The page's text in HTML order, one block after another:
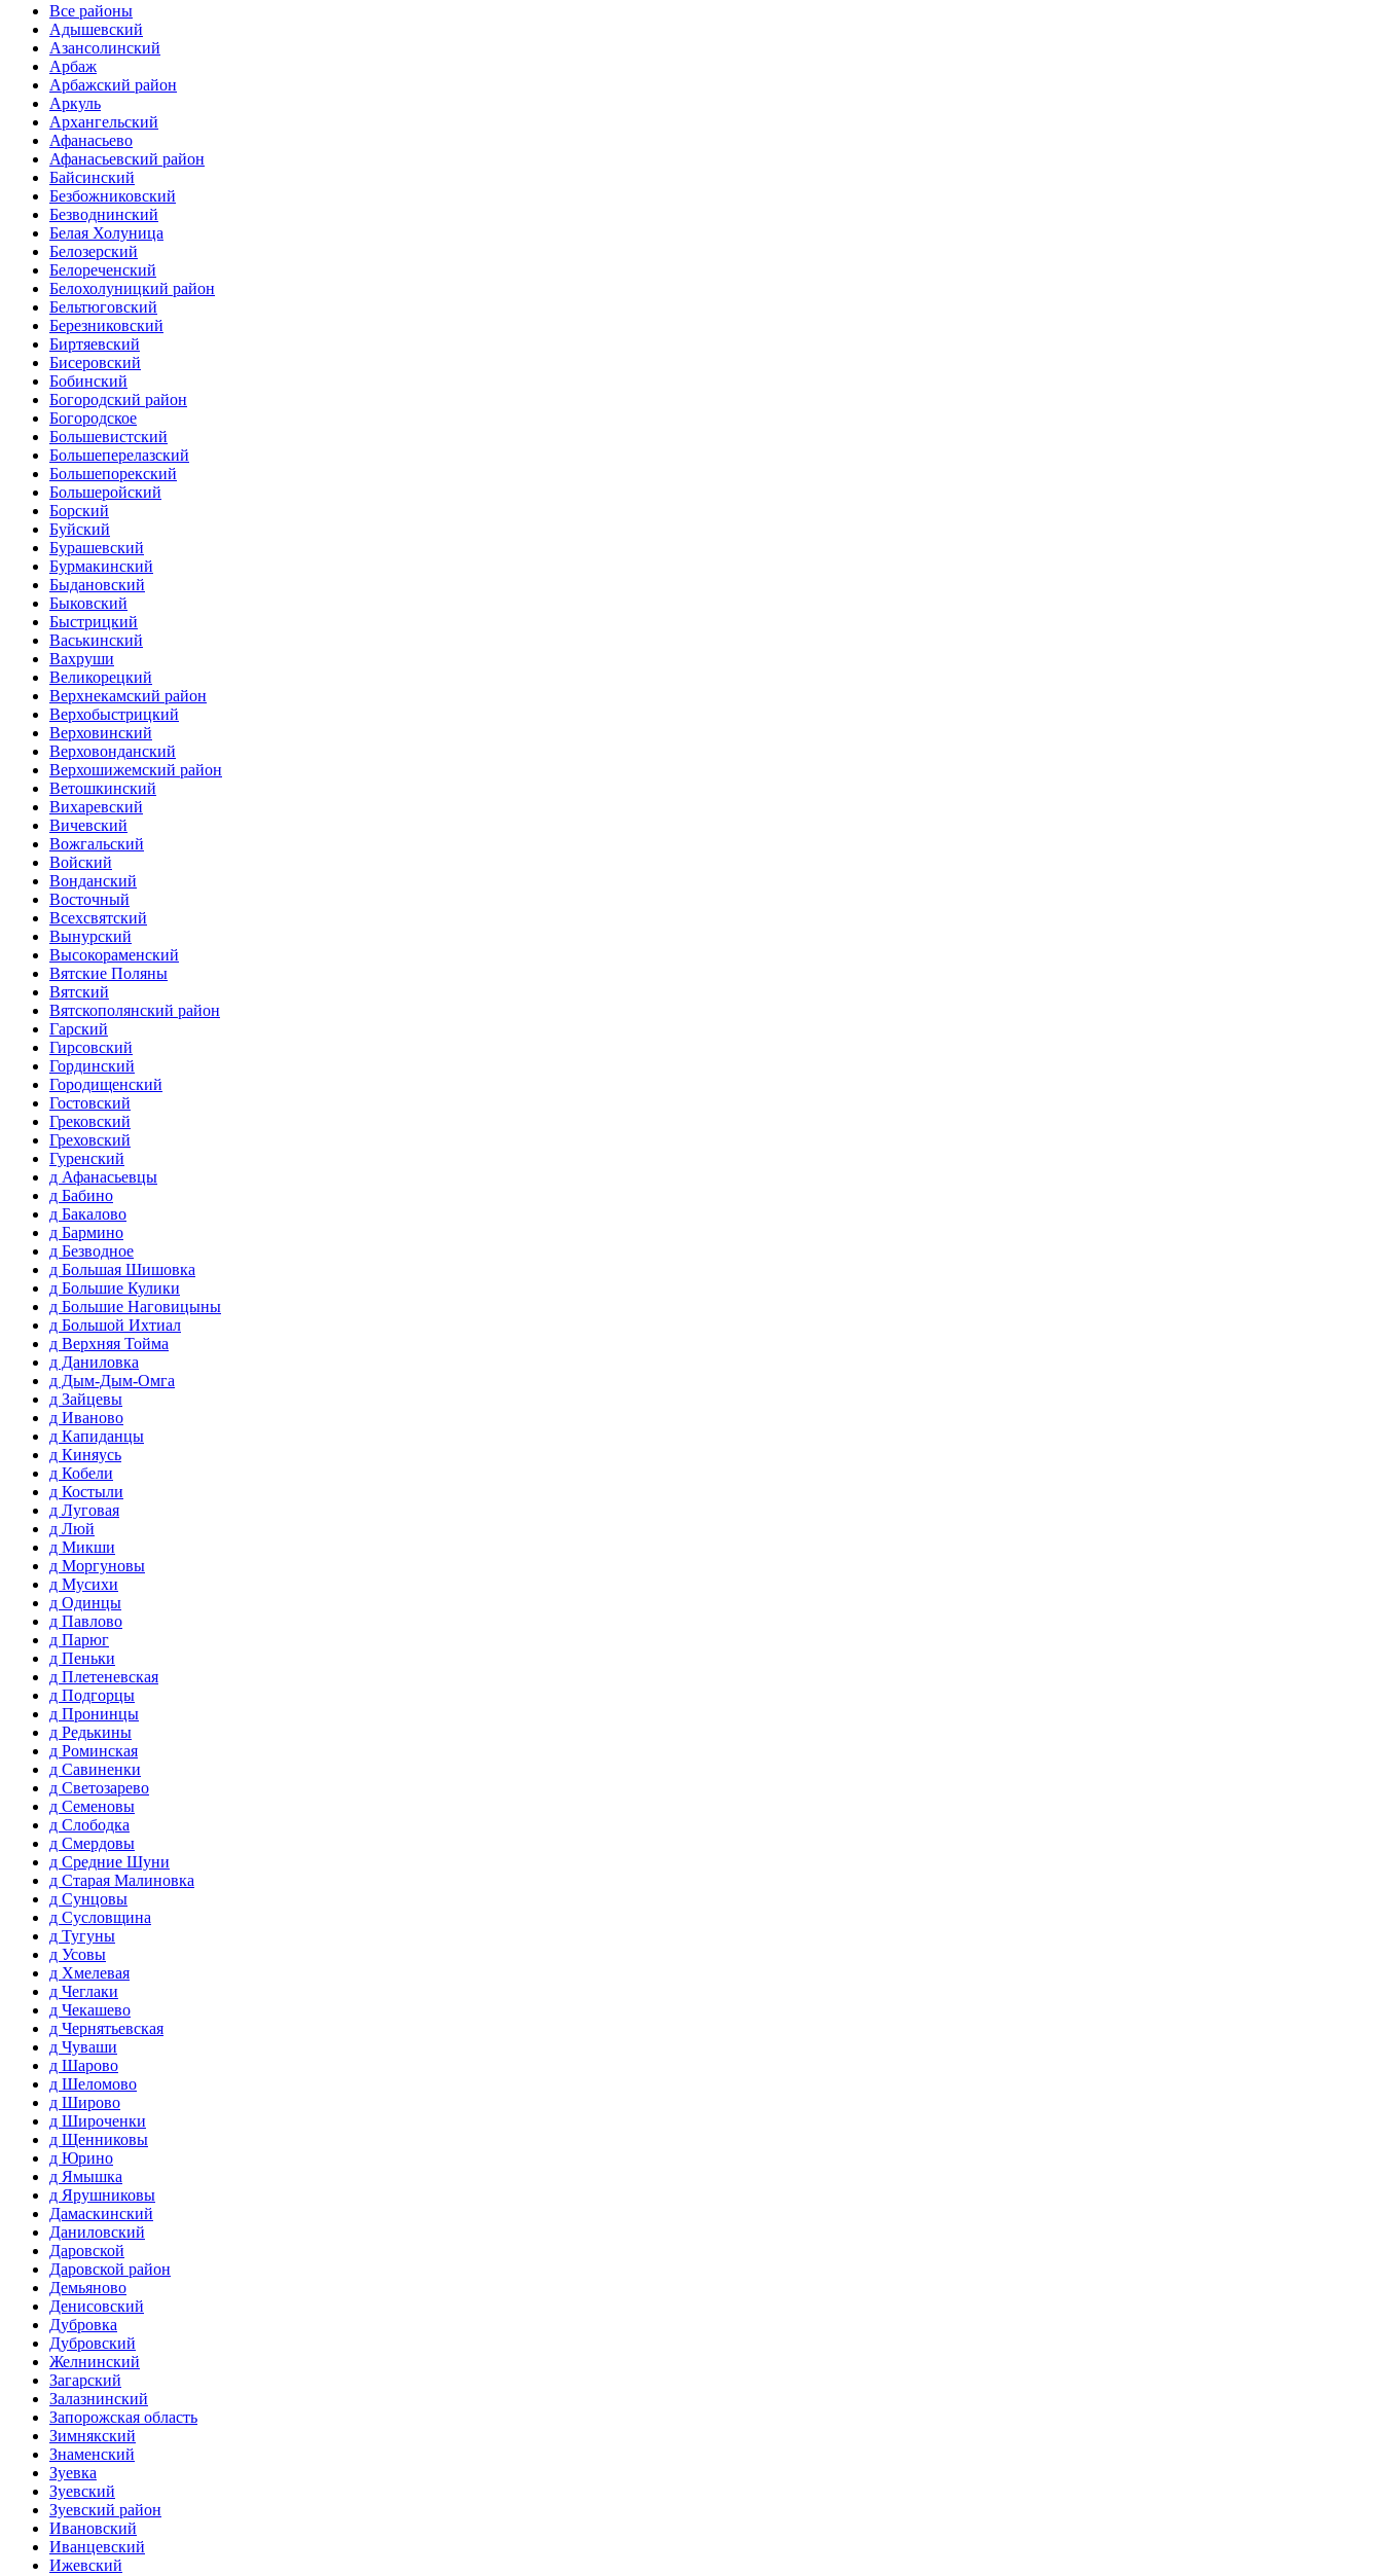
Все районы
Адышевский
Азансолинский
Арбаж
Арбажский район
Аркуль
Архангельский
Афанасьево
Афанасьевский район
Байсинский
Безбожниковский
Безводнинский
Белая Холуница
Белозерский
Белореченский
Белохолуницкий район
Бельтюговский
Березниковский
Биртяевский
Бисеровский
Бобинский
Богородский район
Богородское
Большевистский
Большеперелазский
Большепорекский
Большеройский
Борский
Буйский
Бурашевский
Бурмакинский
Быдановский
Быковский
Быстрицкий
Васькинский
Вахруши
Великорецкий
Верхнекамский район
Верхобыстрицкий
Верховинский
Верховонданский
Верхошижемский район
Ветошкинский
Вихаревский
Вичевский
Вожгальский
Войский
Вонданский
Восточный
Всехсвятский
Вынурский
Высокораменский
Вятские Поляны
Вятский
Вятскополянский район
Гарский
Гирсовский
Гординский
Городищенский
Гостовский
Грековский
Греховский
Гуренский
д Афанасьевцы
д Бабино
д Бакалово
д Бармино
д Безводное
д Большая Шишовка
д Большие Кулики
д Большие Наговицыны
д Большой Ихтиал
д Верхняя Тойма
д Даниловка
д Дым-Дым-Омга
д Зайцевы
д Иваново
д Капиданцы
д Киняусь
д Кобели
д Костыли
д Луговая
д Люй
д Микши
д Моргуновы
д Мусихи
д Одинцы
д Павлово
д Парюг
д Пеньки
д Плетеневская
д Подгорцы
д Пронинцы
д Редькины
д Роминская
д Савиненки
д Светозарево
д Семеновы
д Слободка
д Смердовы
д Средние Шуни
д Старая Малиновка
д Сунцовы
д Сусловщина
д Тугуны
д Усовы
д Хмелевая
д Чеглаки
д Чекашево
д Чернятьевская
д Чуваши
д Шарово
д Шеломово
д Широво
д Широченки
д Щенниковы
д Юрино
д Ямышка
д Ярушниковы
Дамаскинский
Даниловский
Даровской
Даровской район
Демьяново
Денисовский
Дубровка
Дубровский
Желнинский
Загарский
Залазнинский
Запорожская область
Зимнякский
Знаменский
Зуевка
Зуевский
Зуевский район
Ивановский
Иванцевский
Ижевский